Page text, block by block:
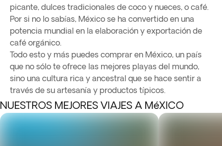
picante, dulces tradicionales de coco y nueces, o café.
Por si no lo sabías, México se ha convertido en una
potencia mundial en la elaboración y exportación de
café orgánico.
Todo esto y más puedes comprar en México, un país
que no sólo te ofrece las mejores playas del mundo,
sino una cultura rica y ancestral que se hace sentir a
través de su artesanía y productos típicos.
NUESTROS MEJORES VIAJES A MéXICO